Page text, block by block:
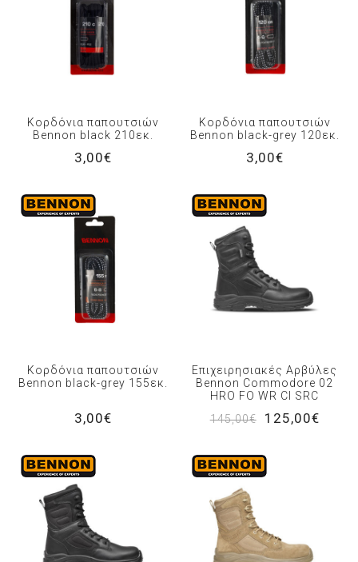
Κορδόνια παπουτσιών
Bennon black 210εκ.
3,00€
Κορδόνια παπουτσιών
Bennon black-grey 120εκ.
3,00€
Κορδόνια παπουτσιών
Bennon black-grey 155εκ.
3,00€
Επιχειρησιακές Αρβύλες
Bennon Commodore 02
HRO FO WR CI SRC
145,00€
125,00€